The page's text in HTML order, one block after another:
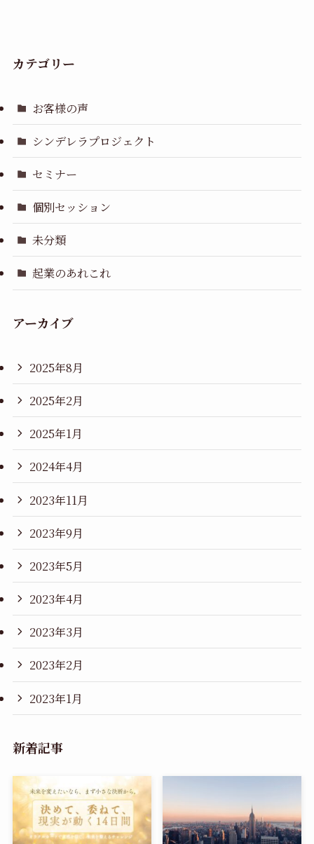
カテゴリー
お客様の声
シンデレラプロジェクト
セミナー
個別セッション
未分類
起業のあれこれ
アーカイブ
2025年8月
2025年2月
2025年1月
2024年4月
2023年11月
2023年9月
2023年5月
2023年4月
2023年3月
2023年2月
2023年1月
新着記事